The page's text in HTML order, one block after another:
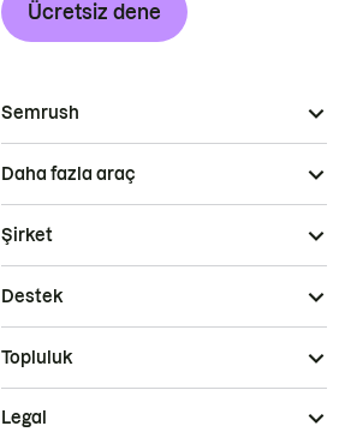
Ücretsiz dene
Semrush
Daha fazla araç
Şirket
Destek
Topluluk
Legal